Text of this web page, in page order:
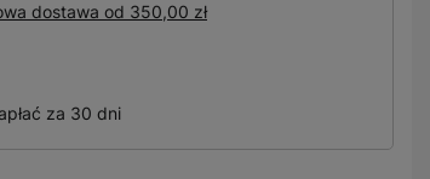
dostawa od 350,00 zł
za 30 dni